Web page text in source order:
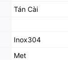
Tán Cài
Inox304
Met